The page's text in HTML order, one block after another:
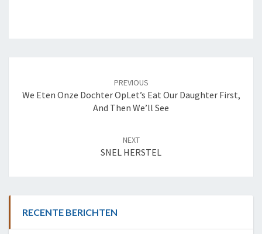
PREVIOUS
We Eten Onze Dochter OpLet’s Eat Our Daughter First,
And Then We’ll See
NEXT
SNEL HERSTEL
RECENTE BERICHTEN